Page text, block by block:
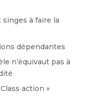
singes à faire la
dépendantes
n’équivaut pas à
action »